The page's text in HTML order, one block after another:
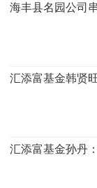
海丰县名园公司
汇添富基金韩贤
汇添富基金孙丹